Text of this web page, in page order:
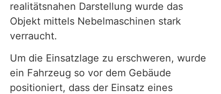
realitätsnahen Darstellung wurde das
Objekt mittels Nebelmaschinen stark
verraucht.
Um die Einsatzlage zu erschweren, wurde
ein Fahrzeug so vor dem Gebäude
positioniert, dass der Einsatz eines